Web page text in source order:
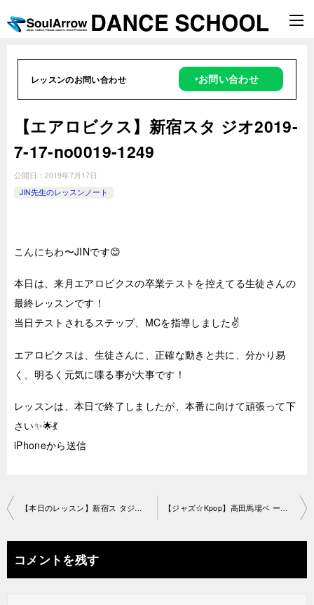
レッスンのお問い合わせ ‣お問い合わせ
【エアロビクス】新宿スタ ジオ2019-
7-17-no0019-1249
公開日： 2019年7月17日
JIN先生のレッスンノート
こんにちわ〜JINです😊
本日は、来月エアロビクスの卒業テストを控えてる生徒さんの
最終レッスンです！
当日テストされるステップ、MCを指導しました✌️
エアロビクスは、生徒さんに、正確な動きと共に、分かり易
く、明るく元気に喋る事が大事です！
レッスンは、本日で終了しましたが、本番に向けて頑張って下
さい✨🌟💃
iPhoneから送信
投
ナ
ビ
コメントを残す